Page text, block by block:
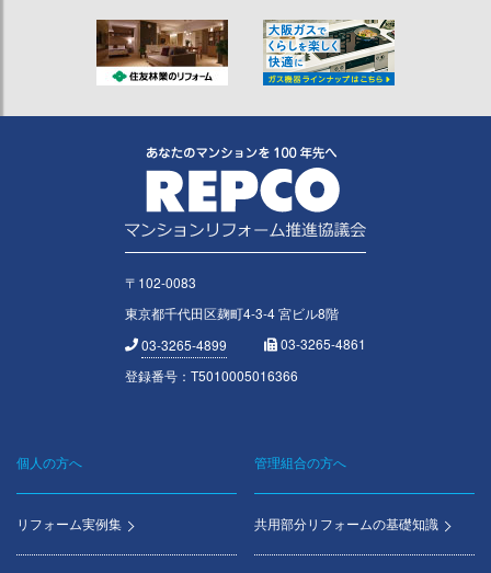
〒102-0083
東京都千代田区麹町4-3-4 宮ビル8階
03-3265-4899
03-3265-4861
登録番号：T5010005016366
Footer
menu
個人の方へ
リフォーム実例集
管理組合の方へ
共用部分リフォームの基礎知識